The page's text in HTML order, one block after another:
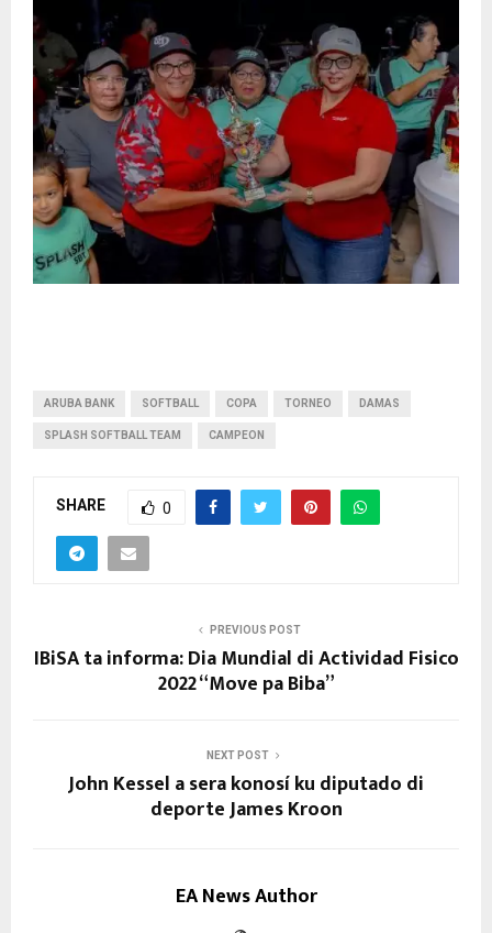
ARUBA BANK SOFTBALL COPA TORNEO DAMAS
SPLASH SOFTBALL TEAM CAMPEON
SHARE 0
PREVIOUS POST
IBiSA ta informa: Dia Mundial di Actividad Fisico
2022 “Move pa Biba”
NEXT POST
John Kessel a sera konosí ku diputado di
deporte James Kroon
EA News Author